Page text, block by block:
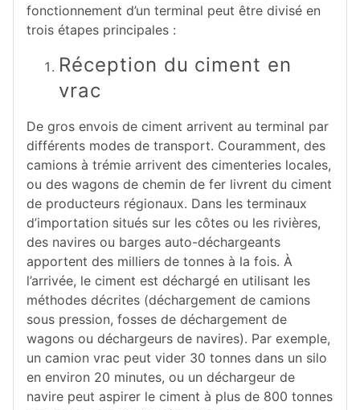
fonctionnement d’un terminal peut être divisé en
trois étapes principales :
Réception du ciment en
vrac
De gros envois de ciment arrivent au terminal par
différents modes de transport. Couramment, des
camions à trémie arrivent des cimenteries locales,
ou des wagons de chemin de fer livrent du ciment
de producteurs régionaux. Dans les terminaux
d’importation situés sur les côtes ou les rivières,
des navires ou barges auto-déchargeants
apportent des milliers de tonnes à la fois. À
l’arrivée, le ciment est déchargé en utilisant les
méthodes décrites (déchargement de camions
sous pression, fosses de déchargement de
wagons ou déchargeurs de navires). Par exemple,
un camion vrac peut vider 30 tonnes dans un silo
en environ 20 minutes, ou un déchargeur de
navire peut aspirer le ciment à plus de 800 tonnes